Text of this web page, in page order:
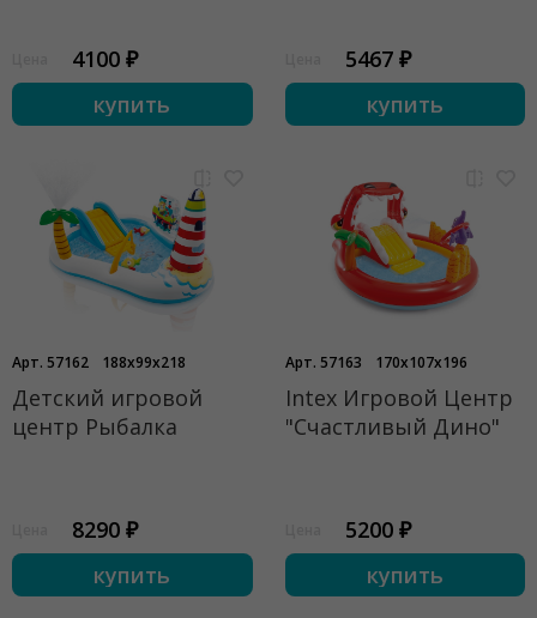
4100 ₽
купить
5467 ₽
купить
Арт. 57162 188x99x218
Детский игровой
центр Рыбалка
8290 ₽
купить
Арт. 57163 170x107x196
Intex Игровой Центр
"Счастливый Дино"
5200 ₽
купить